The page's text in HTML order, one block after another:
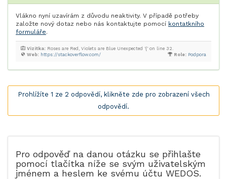
Vlákno nyní uzavírám z důvodu neaktivity. V případě potřeby
založte nový dotaz nebo nás kontaktujte pomocí kontatkního
formuláře.
Role: Podpora
Web: https://stackoverflow.com/
Vizitka: Roses are Red, Violets are Blue Unexpected '{' on line 32.
Prohlížíte 1 ze 2 odpovědí, klikněte zde pro zobrazení všech
odpovědí.
Pro odpověď na danou otázku se přihlašte
pomocí tlačítka níže se svým uživatelským
jménem a heslem ke svému účtu WEDOS.